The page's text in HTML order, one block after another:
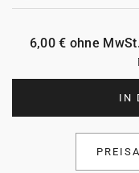
IN
6,00 € ohne